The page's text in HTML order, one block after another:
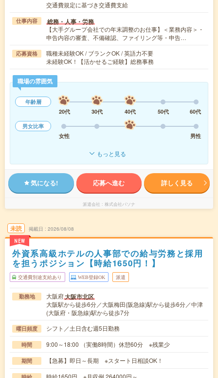
交通費規定に基づき交通費支給
仕事内容 総務・人事・労務
【大手グループ会社での年末調整のお仕事】＜業務内容＞・
申告内容の審査、不備確認、ファイリング等・申告…
応募資格
職種未経験OK / ブランクOK / 英語力不要
未経験OK！【活かせるご経験】総務事務
職場の雰囲気
年齢層
20代
30代 40代 50代
60代
男女比率
女性
男性
もっと見る
気になる! 応募へ進む 詳しく見る
派遣会社 株式会社パソナ
未読
NEW
掲載日 2026/08/08
外資系高級ホテルの人事部での給与労務と採用
を担うポジション【時給1650円！】
交通費別途支給あり WEB登録OK 派遣
勤務地 大阪府大阪市北区
大阪駅から徒歩6分／大阪梅田(阪急線)駅から徒歩6分／中津
(大阪府・阪急線)駅から徒歩7分
曜日頻度 シフト／土日含む週5日勤務
時間 9:00～18:00 （実働8時間）休憩60分 ※残業少
期間 【急募】即日～長期 ※スタート日相談OK！
時給1650円 ※月収例 264000円～